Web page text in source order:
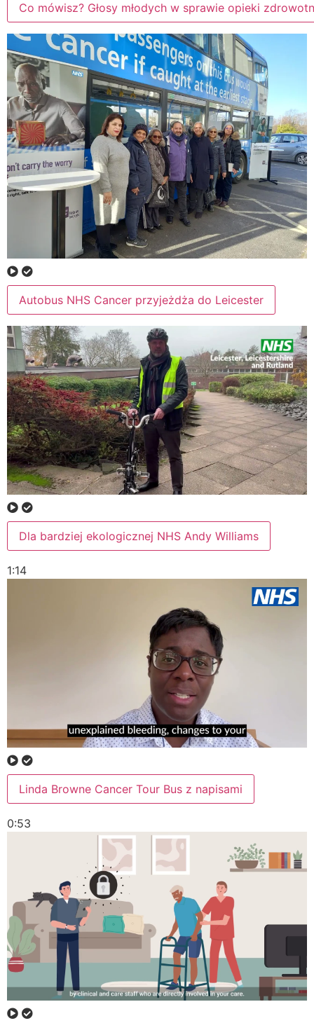
Co mówisz? Głosy młodych w sprawie opieki
Autobus NHS Cancer przyjeżdża do Leicester
Dla bardziej ekologicznej NHS Andy Williams
1:14
Linda Browne Cancer Tour Bus z napisami
0:53